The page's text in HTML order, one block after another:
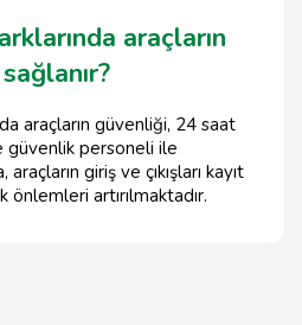
araçların
araçların güvenliği, 24 saat
güvenlik personeli ile
giriş ve çıkışları kayıt
önlemleri artırılmaktadır.